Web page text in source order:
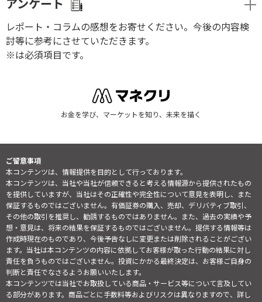
アンケート
レポート・コラムの感想をお寄せください。今後の内容検
討等に参考にさせていただきます。
※は必須項目です。
お金を学び、マーケットを知り、未来を描く
ご留意事項
本コンテンツは、情報提供を目的として行っております。
本コンテンツは、当社や当社が信頼できると考える情報源から提供されたもの
を提供していますが、当社はその正確性や完全性について意見を表明し、また
保証するものではございません。有価証券の購入、売却、デリバティブ取引、
その他の取引を推奨し、勧誘するものではありません。また、過去の実績や予
想・意見は、将来の結果を保証するものではございません。提供する情報等は
作成時現在のものであり、今後予告なしに変更または削除されることがござい
ます。当社は本コンテンツの内容に依拠してお客様が取った行動の結果に対し
責任を負うものではございません。投資にかかる最終決定は、お客様ご自身の
判断と責任でなさるようお願いいたします。
本コンテンツでは当社でお取扱している商品・サービス等について言及してい
る部分があります。商品ごとに手数料等およびリスクは異なりますので、詳し